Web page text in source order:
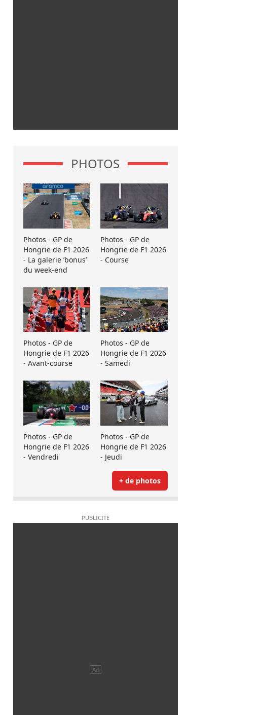
PHOTOS
Photos - GP de
Hongrie de F1 2026
- La galerie ’bonus’
du week-end
Photos - GP de
Hongrie de F1 2026
- Course
Photos - GP de
Hongrie de F1 2026
- Avant-course
Photos - GP de
Hongrie de F1 2026
- Samedi
Photos - GP de
Hongrie de F1 2026
- Vendredi
Photos - GP de
Hongrie de F1 2026
- Jeudi
+ de photos